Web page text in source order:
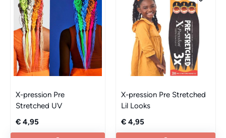
X-pression Pre
Stretched UV
€ 4,95
X-pression Pre Stretched
Lil Looks
€ 4,95